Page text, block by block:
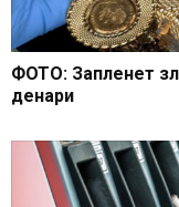
ФОТО: Запленет
денари